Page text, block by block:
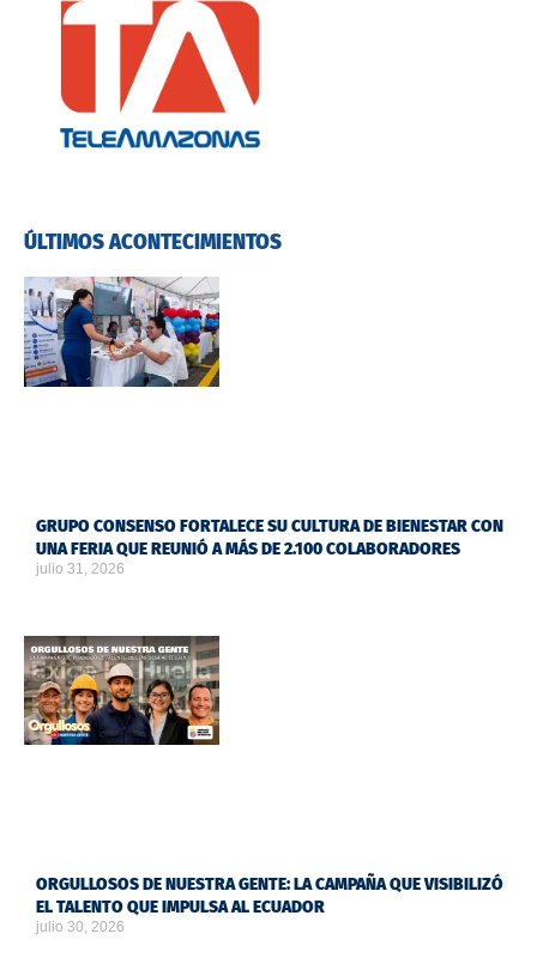
ÚLTIMOS ACONTECIMIENTOS
GRUPO CONSENSO FORTALECE SU CULTURA DE BIENESTAR CON
UNA FERIA QUE REUNIÓ A MÁS DE 2.100 COLABORADORES
julio 31, 2026
ORGULLOSOS DE NUESTRA GENTE: LA CAMPAÑA QUE VISIBILIZÓ
EL TALENTO QUE IMPULSA AL ECUADOR
julio 30, 2026